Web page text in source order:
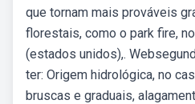
que tornam mais prováveis
florestais, como o park fire,
(estados unidos),.
ter: Origem hidrológica, no
bruscas e graduais,